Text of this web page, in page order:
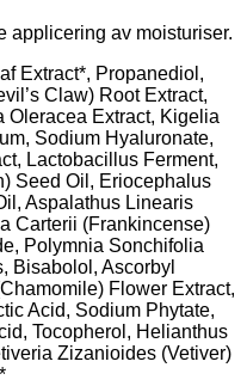
applicering av moisturiser.
Extract*, Propanediol,
Claw) Root Extract,
Oleracea Extract, Kigelia
Sodium Hyaluronate,
Lactobacillus Ferment,
Seed Oil, Eriocephalus
Aspalathus Linearis
Carterii (Frankincense)
Polymnia Sonchifolia
Bisabolol, Ascorbyl
Flower Extract,
Acid, Sodium Phytate,
Tocopherol, Helianthus
Zizanioides (Vetiver)